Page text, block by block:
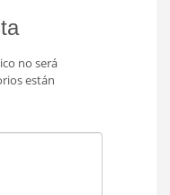
no será
están